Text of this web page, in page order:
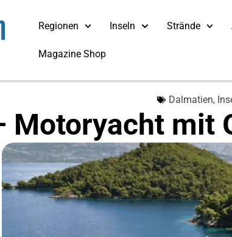
Regionen Inseln Strände
Magazine Shop
Dalmatien,
Motoryacht mit